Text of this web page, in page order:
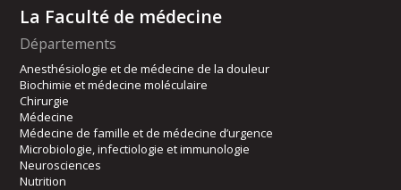
La Faculté de médecine
Départements
Anesthésiologie et de médecine de la douleur
Biochimie et médecine moléculaire
Chirurgie
Médecine
Médecine de famille et de médecine d’urgence
Microbiologie, infectiologie et immunologie
Neurosciences
Nutrition